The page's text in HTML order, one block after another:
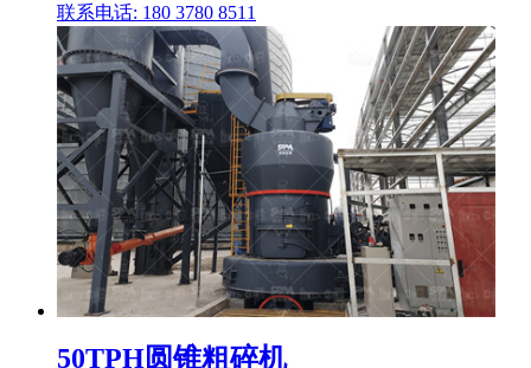
联系电话: 180 3780 8511
50TPH圆锥粗碎机